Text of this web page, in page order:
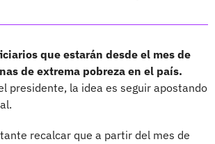
que estarán desde el mes de
de extrema pobreza en el país.
presidente, la idea es seguir apostando
recalcar que a partir del mes de